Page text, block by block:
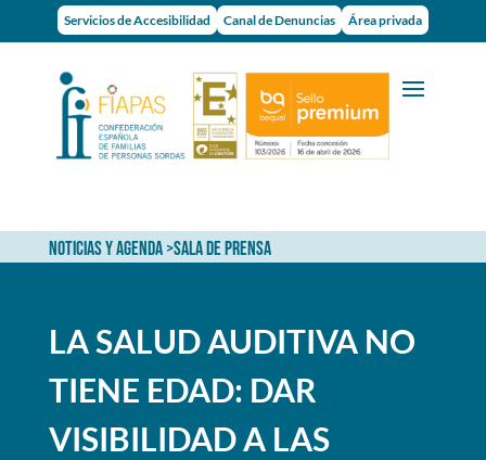
Servicios de Accesibilidad Canal de Denuncias Área privada
NOTICIAS Y AGENDA>SALA DE PRENSA
LA SALUD AUDITIVA NO
TIENE EDAD: DAR
VISIBILIDAD A LAS